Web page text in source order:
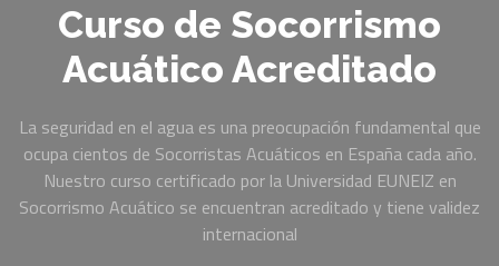
Curso de Socorrismo
Acuático Acreditado
La seguridad en el agua es una preocupación fundamental que
ocupa cientos de Socorristas Acuáticos en España cada año.
Nuestro curso certificado por la Universidad EUNEIZ en
Socorrismo Acuático se encuentran acreditado y tiene validez
internacional